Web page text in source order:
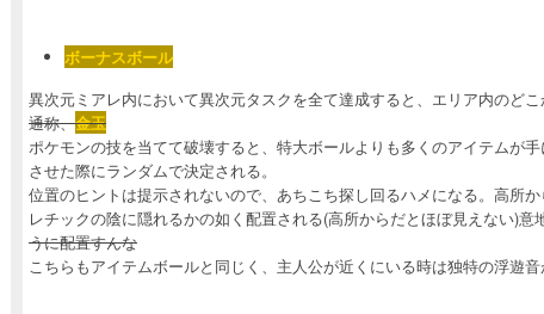
ボーナスボール
異次元ミアレ内において異次元タスクを全て達成すると、エリア内のど
通称、金玉
ポケモンの技を当てて破壊すると、特大ボールよりも多くのアイテムが
させた際にランダムで決定される。
位置のヒントは提示されないので、あちこち探し回るハメになる。高所
レチックの陰に隠れるかの如く配置される(高所からだとほぼ見えない)意
うに配置すんな
こちらもアイテムボールと同じく、主人公が近くにいる時は独特の浮遊音